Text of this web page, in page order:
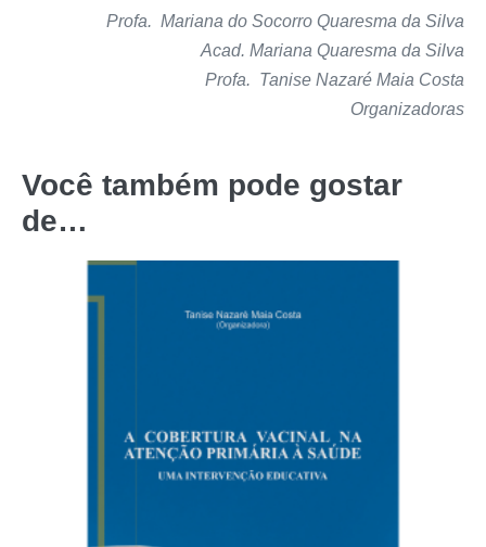
Profa. Mariana do Socorro Quaresma da Silva
Acad. Mariana Quaresma da Silva
Profa. Tanise Nazaré Maia Costa
Organizadoras
Você também pode gostar
de…